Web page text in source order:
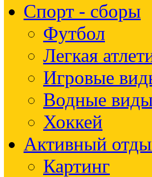
Спорт - сборы
Футбол
Легкая
Игровые
Водные
Хоккей
Активный
Картинг